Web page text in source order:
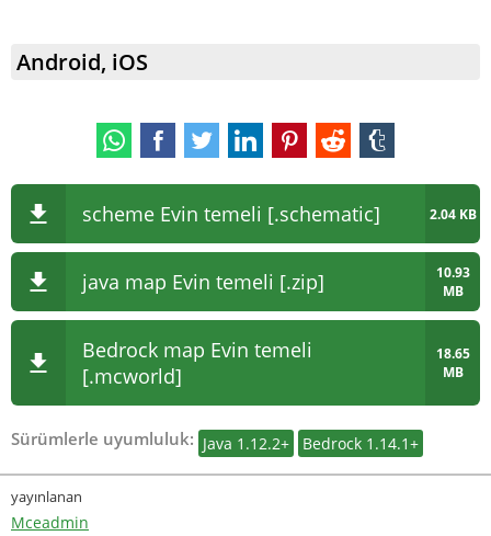
Android, iOS
scheme Evin temeli [.schematic] 2.04 KB
java map Evin temeli [.zip]
10.93
MB
Bedrock map Evin temeli
[.mcworld]
18.65
MB
Sürümlerle uyumluluk: Java 1.12.2+ Bedrock 1.14.1+
yayınlanan
Mceadmin